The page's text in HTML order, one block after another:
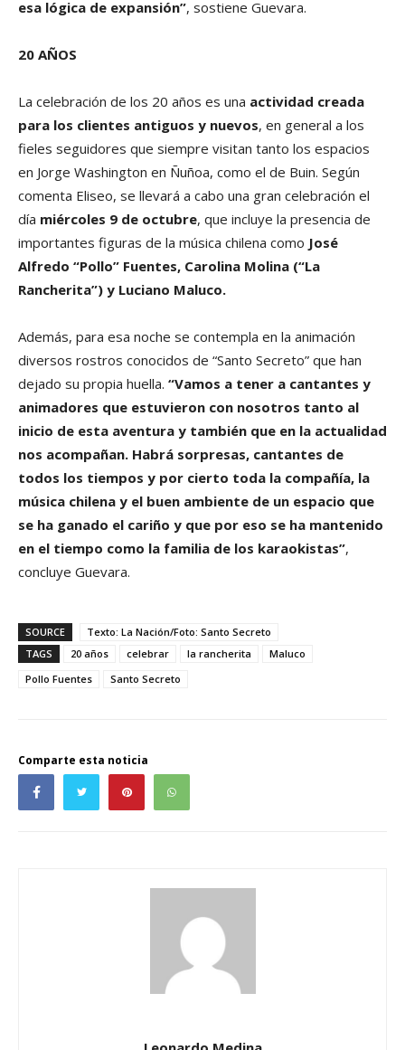
esa lógica de expansión”, sostiene Guevara.
20 AÑOS
La celebración de los 20 años es una actividad creada
para los clientes antiguos y nuevos, en general a los
fieles seguidores que siempre visitan tanto los espacios
en Jorge Washington en Ñuñoa, como el de Buin. Según
comenta Eliseo, se llevará a cabo una gran celebración el
día miércoles 9 de octubre, que incluye la presencia de
importantes figuras de la música chilena como José
Alfredo “Pollo” Fuentes, Carolina Molina (“La
Rancherita”) y Luciano Maluco.
Además, para esa noche se contempla en la animación
diversos rostros conocidos de “Santo Secreto” que han
dejado su propia huella. “Vamos a tener a cantantes y
animadores que estuvieron con nosotros tanto al
inicio de esta aventura y también que en la actualidad
nos acompañan. Habrá sorpresas, cantantes de
todos los tiempos y por cierto toda la compañía, la
música chilena y el buen ambiente de un espacio que
se ha ganado el cariño y que por eso se ha mantenido
en el tiempo como la familia de los karaokistas”,
concluye Guevara.
SOURCE
Texto: La Nación/Foto: Santo Secreto
TAGS
20 años celebrar la rancherita
Maluco
Pollo Fuentes
Santo Secreto
Comparte esta noticia